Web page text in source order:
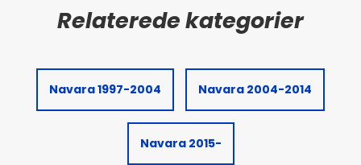
Navara 1997-2004 Navara 2004-2014
Navara 2015-